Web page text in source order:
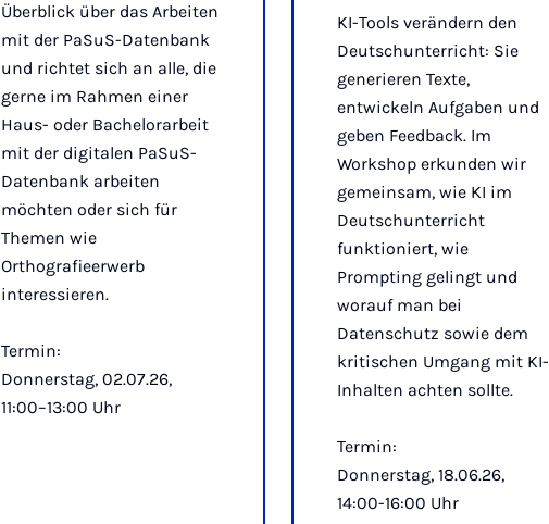
Überblick über das Arbeiten
mit der PaSuS-Datenbank
und richtet sich an alle, die
gerne im Rahmen einer
Haus- oder Bachelorarbeit
mit der digitalen PaSuS-
Datenbank arbeiten
möchten oder sich für
Themen wie
Orthografieerwerb
interessieren.
Termin:
Donnerstag, 02.07.26,
11:00–13:00 Uhr
KI-Tools verändern den
Deutschunterricht: Sie
generieren Texte,
entwickeln Aufgaben und
geben Feedback. Im
Workshop erkunden wir
gemeinsam, wie KI im
Deutschunterricht
funktioniert, wie
Prompting gelingt und
worauf man bei
Datenschutz sowie dem
kritischen Umgang mit KI-
Inhalten achten sollte.
Termin:
Donnerstag, 18.06.26,
14:00-16:00 Uhr